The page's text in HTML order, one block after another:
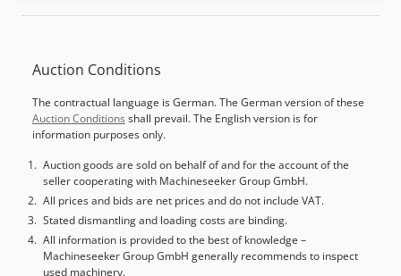
Auction Conditions
The contractual language is German. The German version of these
Auction Conditions shall prevail. The English version is for
information purposes only.
Auction goods are sold on behalf of and for the account of the
seller cooperating with Machineseeker Group GmbH.
All prices and bids are net prices and do not include VAT.
Stated dismantling and loading costs are binding.
All information is provided to the best of knowledge –
Machineseeker Group GmbH generally recommends to inspect
used machinery.